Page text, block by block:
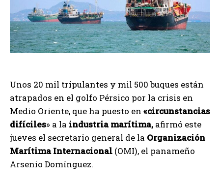
Unos 20 mil tripulantes y mil 500 buques están
atrapados en el golfo Pérsico por la crisis en
Medio Oriente, que ha puesto en «circunstancias
difíciles» a la industria marítima, afirmó este
jueves el secretario general de la Organización
Marítima Internacional (OMI), el panameño
Arsenio Domínguez.